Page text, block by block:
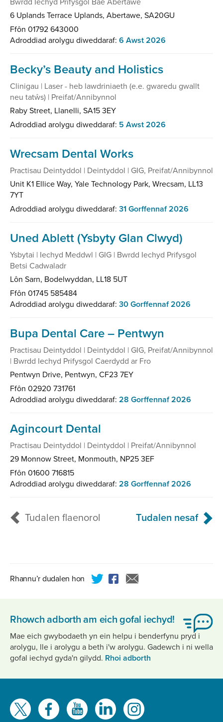
Bwrdd Iechyd Prifysgol Bae Abertawe
6 Uplands Terrace Uplands, Abertawe, SA20GU
Ffôn 01792 643000
Adroddiad arolygu diweddaraf: 6 Awst 2026
Becky’s Beauty and Holistics
Clinigau | Laser - heb lawdriniaeth (e.e. gwaredu gwallt
neu tatŵs) | Preifat/Annibynnol
Raby Street, Llanelli, SA15 3EY
Adroddiad arolygu diweddaraf: 5 Awst 2026
Wrecsam Dental Works
Practisau Deintyddol | Deintyddol | GIG, Preifat/Annibynnol
Unit K1 Ellice Way, Yale Technology Park, Wrecsam, LL13
7YT
Adroddiad arolygu diweddaraf: 31 Gorffennaf 2026
Uned Ablett (Ysbyty Glan Clwyd)
Ysbytai | Iechyd Meddwl | GIG | Bwrdd Iechyd Prifysgol
Betsi Cadwaladr
Lôn Sarn, Bodelwyddan, LL18 5UT
Ffôn 01745 585484
Adroddiad arolygu diweddaraf: 30 Gorffennaf 2026
Bupa Dental Care – Pentwyn
Practisau Deintyddol | Deintyddol | GIG, Preifat/Annibynnol
| Bwrdd Iechyd Prifysgol Caerdydd ar Fro
Pentwyn Drive, Pentwyn, CF23 7EY
Ffôn 02920 731761
Adroddiad arolygu diweddaraf: 28 Gorffennaf 2026
Agincourt Dental
Practisau Deintyddol | Deintyddol | Preifat/Annibynnol
29 Monnow Street, Monmouth, NP25 3EF
Ffôn 01600 716815
Adroddiad arolygu diweddaraf: 28 Gorffennaf 2026
Tudalen flaenorol Tudalen nesaf
Rhannu’r dudalen hon
Rhowch adborth am eich gofal iechyd!
Mae eich gwybodaeth yn ein helpu i benderfynu pryd i
arolygu, lle i arolygu a beth i'w arolygu. Gadewch i ni wella
gofal iechyd gyda'n gilydd. Rhoi adborth
Gwelwch
ni